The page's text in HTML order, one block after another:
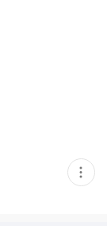
현
재